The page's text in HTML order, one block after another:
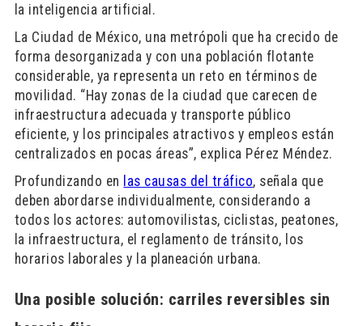
la inteligencia artificial.
La Ciudad de México, una metrópoli que ha crecido de
forma desorganizada y con una población flotante
considerable, ya representa un reto en términos de
movilidad. “Hay zonas de la ciudad que carecen de
infraestructura adecuada y transporte público
eficiente, y los principales atractivos y empleos están
centralizados en pocas áreas”, explica Pérez Méndez.
Profundizando en las causas del tráfico, señala que
deben abordarse individualmente, considerando a
todos los actores: automovilistas, ciclistas, peatones,
la infraestructura, el reglamento de tránsito, los
horarios laborales y la planeación urbana.
Una posible solución: carriles reversibles sin